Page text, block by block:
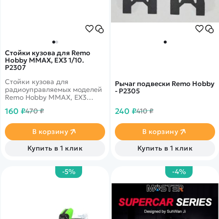
Рычаг подвески Remo Hobby
- P2305
240 ₽410 ₽
В корзину
Купить в 1 клик
Стойки кузова для Remo
Hobby MMAX, EX3 1/10.
P2307
Стойки кузова для
радиоуправляемых моделей
Remo Hobby MMAX, EX3
160 ₽470 ₽
В корзину
Купить в 1 клик
-5% -4%